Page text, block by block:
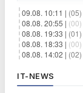
09.08. 10:11 | (05)
08.08. 20:55 | (00)
08.08. 19:33 | (01)
08.08. 18:33 | (00)
08.08. 14:02 | (02)
IT-NEWS